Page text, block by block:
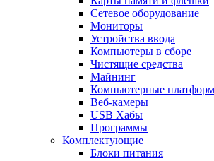
Сетевое оборудование
Мониторы
Устройства ввода
Компьютеры в сборе
Чистящие средства
Майнинг
Компьютерные
Веб-камеры
USB Хабы
Программы
Комплектующие
Блоки питания